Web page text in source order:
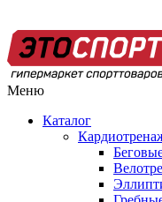
Меню
Каталог